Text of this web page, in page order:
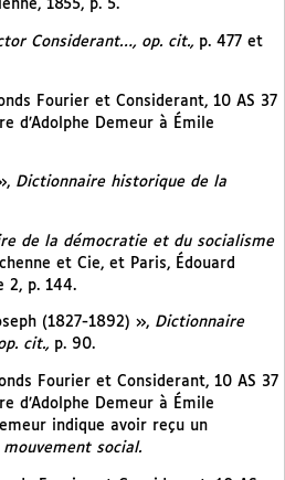
1855, p. 5.
Considerant…, op. cit., p. 477 et
Fourier et Considerant, 10 AS 37
d’Adolphe Demeur à Émile
Dictionnaire historique de la
de la démocratie et du socialisme
et Cie, et Paris, Édouard
2, p. 144.
(1827-1892) », Dictionnaire
cit., p. 90.
Fourier et Considerant, 10 AS 37
d’Adolphe Demeur à Émile
indique avoir reçu un
social.